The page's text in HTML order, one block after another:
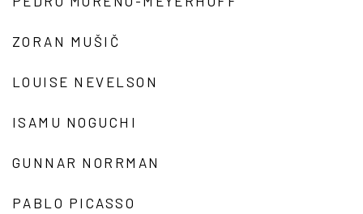
ZORAN MUŠIČ
LOUISE NEVELSON
ISAMU NOGUCHI
GUNNAR NORRMAN
PABLO PICASSO